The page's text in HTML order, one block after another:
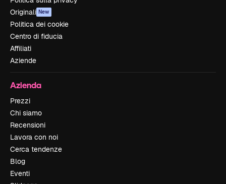
Originali New
Politica dei cookie
Centro di fiducia
Affiliati
Aziende
Azienda
Prezzi
Chi siamo
Recensioni
Lavora con noi
Cerca tendenze
Blog
Eventi